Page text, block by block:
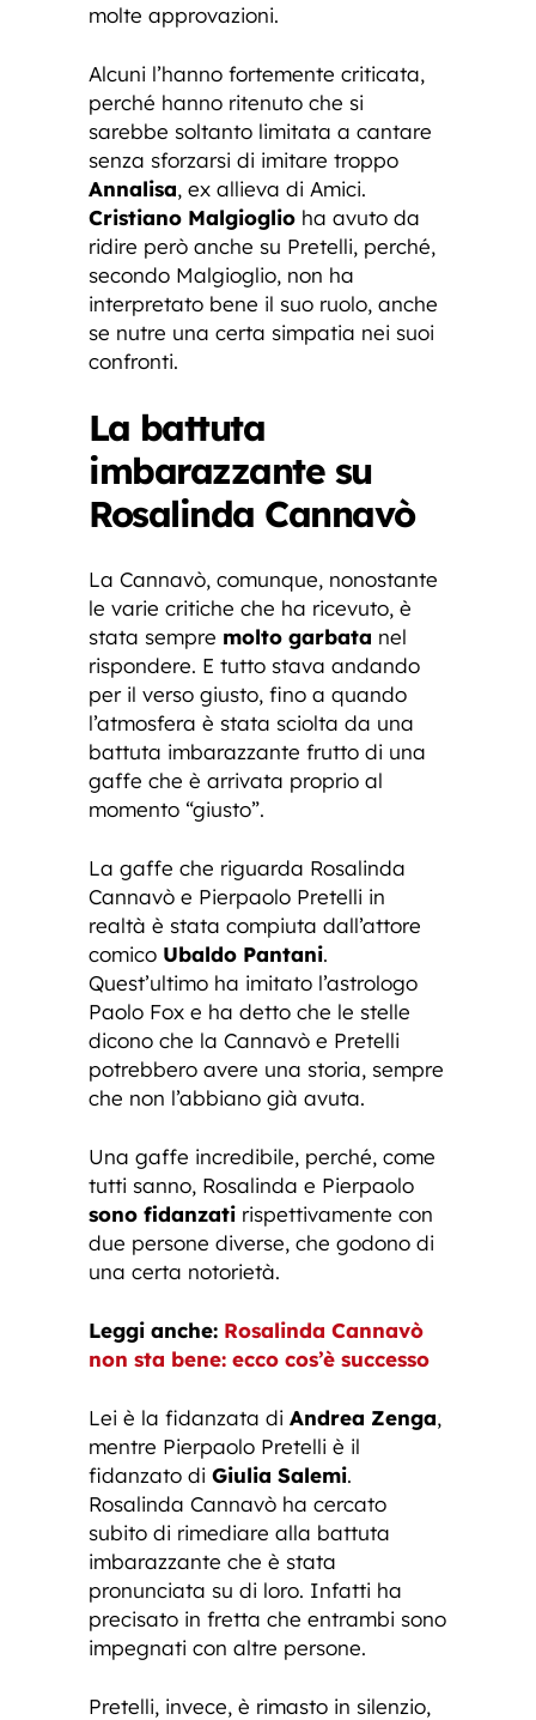
molte approvazioni.
Alcuni l’hanno fortemente criticata,
perché hanno ritenuto che si
sarebbe soltanto limitata a cantare
senza sforzarsi di imitare troppo
Annalisa, ex allieva di Amici.
Cristiano Malgioglio ha avuto da
ridire però anche su Pretelli, perché,
secondo Malgioglio, non ha
interpretato bene il suo ruolo, anche
se nutre una certa simpatia nei suoi
confronti.
La battuta
imbarazzante su
Rosalinda Cannavò
La Cannavò, comunque, nonostante
le varie critiche che ha ricevuto, è
stata sempre molto garbata nel
rispondere. E tutto stava andando
per il verso giusto, fino a quando
l’atmosfera è stata sciolta da una
battuta imbarazzante frutto di una
gaffe che è arrivata proprio al
momento “giusto”.
La gaffe che riguarda Rosalinda
Cannavò e Pierpaolo Pretelli in
realtà è stata compiuta dall’attore
comico Ubaldo Pantani.
Quest’ultimo ha imitato l’astrologo
Paolo Fox e ha detto che le stelle
dicono che la Cannavò e Pretelli
potrebbero avere una storia, sempre
che non l’abbiano già avuta.
Una gaffe incredibile, perché, come
tutti sanno, Rosalinda e Pierpaolo
sono fidanzati rispettivamente con
due persone diverse, che godono di
una certa notorietà.
Leggi anche: Rosalinda Cannavò
non sta bene: ecco cos’è successo
Lei è la fidanzata di Andrea Zenga,
mentre Pierpaolo Pretelli è il
fidanzato di Giulia Salemi.
Rosalinda Cannavò ha cercato
subito di rimediare alla battuta
imbarazzante che è stata
pronunciata su di loro. Infatti ha
precisato in fretta che entrambi sono
impegnati con altre persone.
Pretelli, invece, è rimasto in silenzio,